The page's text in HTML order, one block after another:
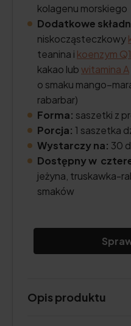
kolagenu morskiego
Dodatkowe
niskocząsteczkowy
teanina i koenzym
kakao lubwitamina A
o smaku
rabarbar)
Forma: saszetki z
Porcja: 1 saszetka
Wystarczy na: 30
Dostępny w
jeżyna, truskawka-
smaków
Opis produktu